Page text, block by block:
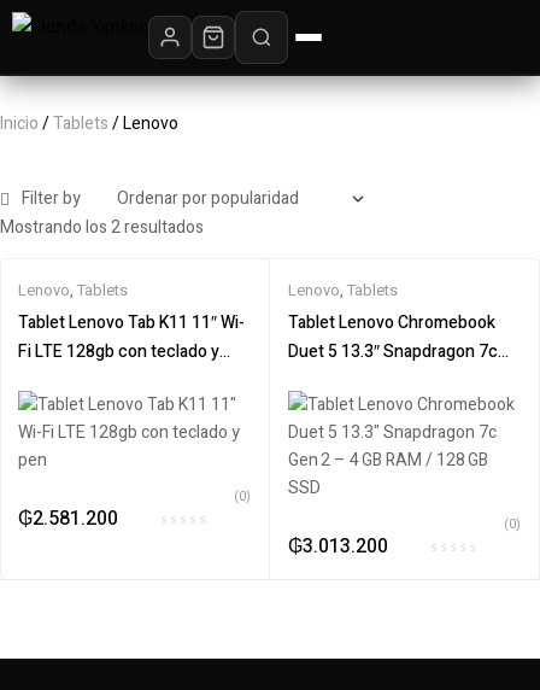
Inicio/Tablets/ Lenovo
Filter by
Mostrando los 2 resultados
Lenovo, Tablets
Tablet Lenovo Tab K11 11″ Wi-
Fi LTE 128gb con teclado y
₲2.581.200
(0)
Lenovo, Tablets
Tablet Lenovo Chromebook
Duet 5 13.3″ Snapdragon 7c
SSD
₲3.013.200
(0)